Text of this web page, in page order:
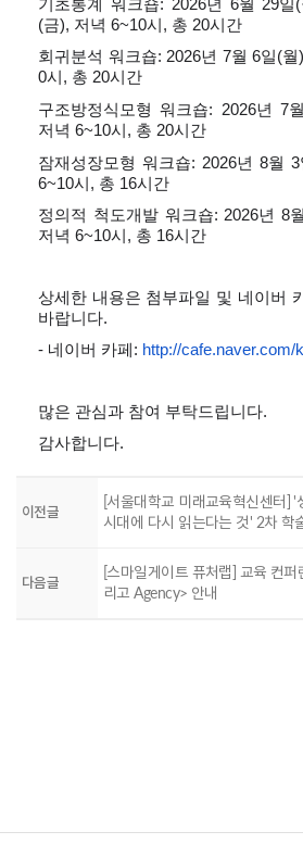
기초통계 워크숍: 2026년 6월 29일(
(금), 저녁 6~10시 , 총 20시간
회귀분석 워크숍: 2026년 7월 6일(월
0시 , 총 20시간
구조방정식모형 워크숍: 2026년 7월
저녁 6~10시 , 총 20시간
잠재성장모형 워크숍: 2026년 8월 3
6~10시 , 총 16시간
정의적 척도개발 워크숍: 2026년 8월
저녁 6~10시 , 총 16시간
상세한 내용은 첨부파일 및 네이버
바랍니다.
- 네이버 카페 : http://cafe.naver.com/
많은 관심과 참여 부탁드립니다.
감사합니다.
이전글
[서울대학교 미래교육혁신센터]
시대에 다시 읽는다는 것' 2차 학
다음글
[스마일게이트 퓨처랩] 교육 컨
리고 Agency> 안내